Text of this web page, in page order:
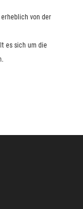
von der
es sich um die